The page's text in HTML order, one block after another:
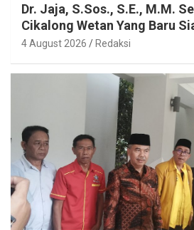
Dr. Jaja, S.Sos., S.E., M.M.
Cikalong Wetan Yang Baru
4 August 2026 Redaksi